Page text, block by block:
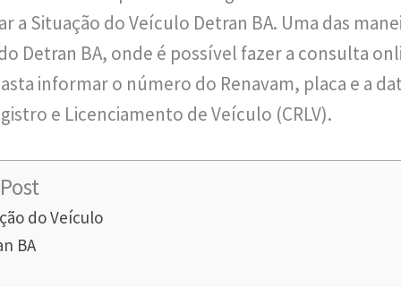
a Situação do Veículo Detran BA. Uma das
Detran BA, onde é possível fazer a consulta
informar o número do Renavam, placa e a
e Licenciamento de Veículo (CRLV).
do Veículo
BA